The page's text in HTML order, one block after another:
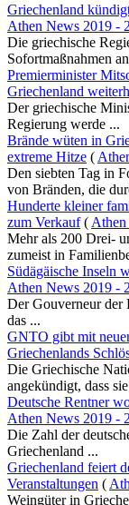
Griechenland
Athen News 2019 -
Die griechische
Sofortmaßnahmen
Premierminister
Griechenland
Der griechische
Regierung werde ...
Brände wüten in
extreme Hitze (
Den siebten Tag in
von Bränden, die
Hunderte kleiner
zum Verkauf(
Mehr als 200 Drei-
zumeist in
Südägäische Inseln
Athen News 2019 -
Der Gouverneur der
das ...
GNTO gibt mit
Griechenlands
Die Griechische
angekündigt, dass
Deutsche Rentner
Athen News 2019 -
Die Zahl der
Griechenland ...
Griechenland feiert
Veranstaltungen (
Weingüter in